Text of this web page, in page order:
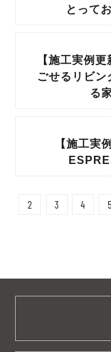
とって
【施工実例
ごせるリビ
る
【施工実
2 3 4 5